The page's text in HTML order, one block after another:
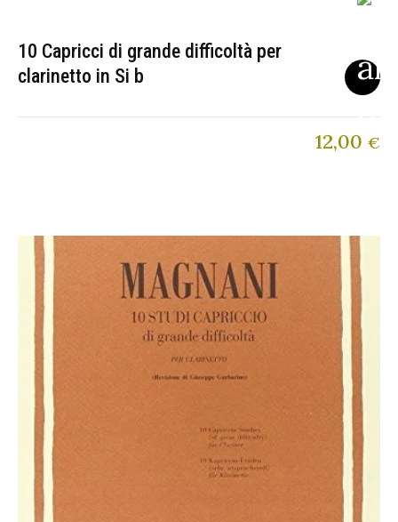
10 Capricci di grande difficoltà per
clarinetto in Si b
12,00 €